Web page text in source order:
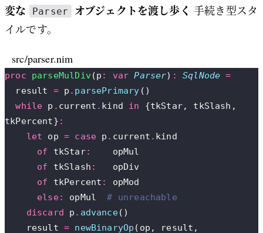
変な
Parser オブジェクトを渡し歩く 手続き型スタ
イルです。
src/parser.nim
proc parseMulDiv(p : var Parser) : SqlNode =
  result
= p . parsePrimary ()
  while
p . current . kind in {tkStar, tkSlash,
tkPercent} :
    let
op = case p . current . kind
      of
tkStar:
    opMul
      of
tkSlash :
   opDiv
      of
tkPercent :
opMod
      else:
opMul # unreachable
    discard
p . advance()
    result
= newBinaryOp (op, result,